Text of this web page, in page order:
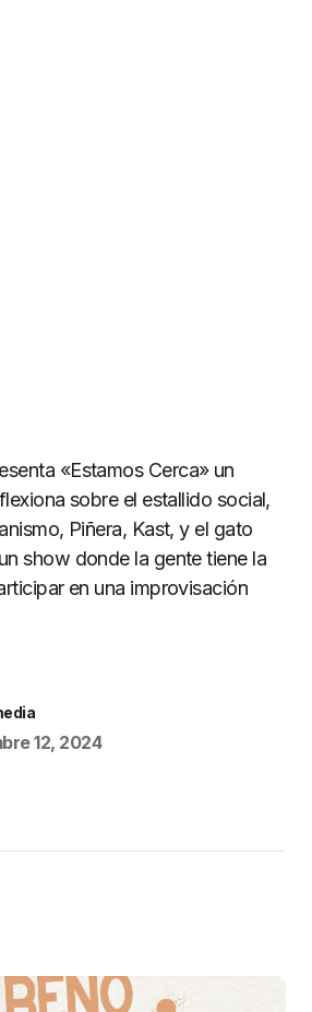
«Estamos Cerca» un
sobre el estallido social,
Piñera, Kast, y el gato
show donde la gente tiene la
en una improvisación
12, 2024